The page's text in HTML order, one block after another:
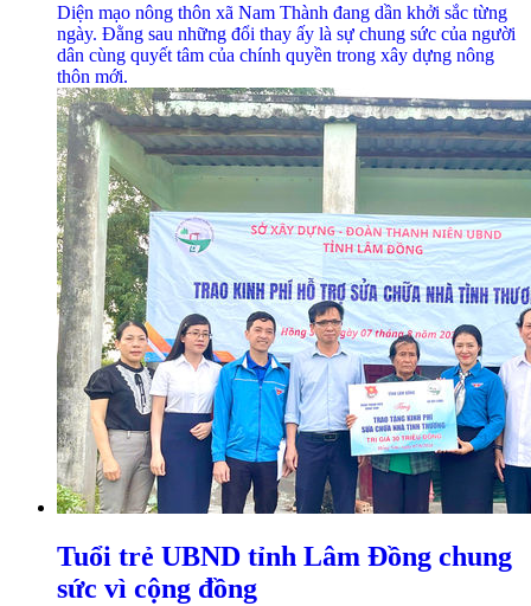
Diện mạo nông thôn xã Nam Thành đang dần khởi sắc từng
ngày. Đằng sau những đổi thay ấy là sự chung sức của người
dân cùng quyết tâm của chính quyền trong xây dựng nông
thôn mới.
Tuổi trẻ UBND tỉnh Lâm Đồng chung
sức vì cộng đồng